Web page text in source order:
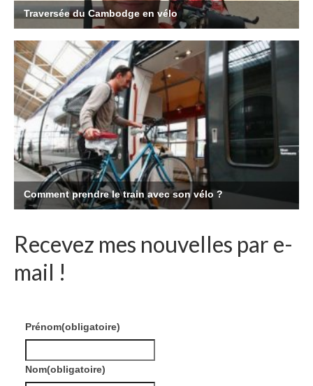
Recevez mes nouvelles par e-
mail !
Prénom(obligatoire)
Nom(obligatoire)